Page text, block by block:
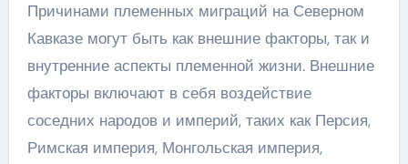
Причинами племенных миграций на Северном
Кавказе могут быть как внешние факторы, так и
внутренние аспекты племенной жизни. Внешние
факторы включают в себя воздействие
соседних народов и империй, таких как Персия,
Римская империя, Монгольская империя,